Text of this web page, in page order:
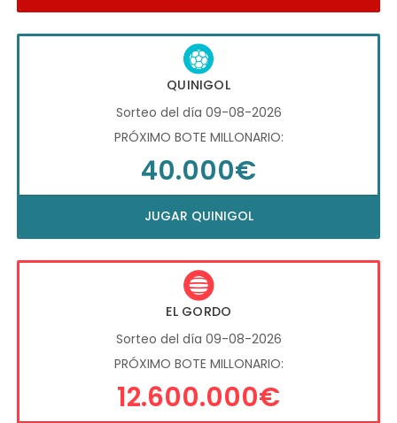
QUINIGOL
Sorteo del día 09-08-2026
PRÓXIMO BOTE MILLONARIO:
40.000€
JUGAR QUINIGOL
EL GORDO
Sorteo del día 09-08-2026
PRÓXIMO BOTE MILLONARIO:
12.600.000€